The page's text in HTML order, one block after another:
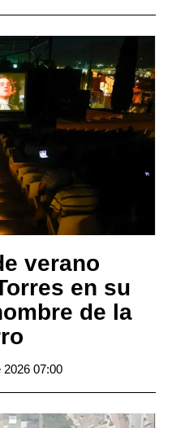
verano
en su
de la
2026 07:00